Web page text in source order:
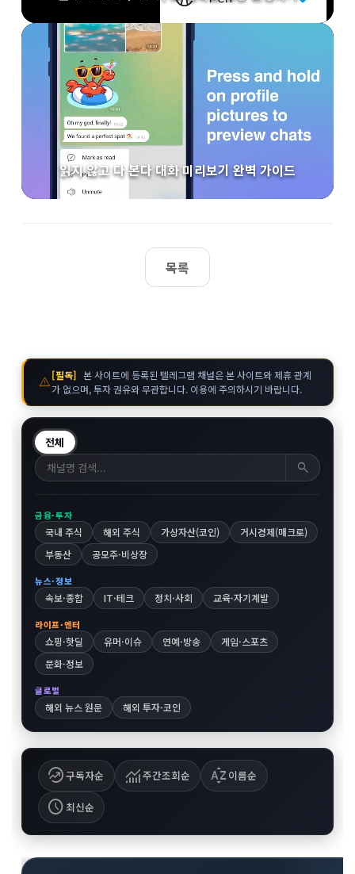
읽지 않고 다 본다 대화 미리보기 완벽 가이드
목록
warning[필독] 본 사이트에 등록된 텔레그램 채널은 본 사이트와 제휴 관계
가 없으며, 투자 권유와 무관합니다. 이용에 주의하시기 바랍니다.
전체
search
금융·투자
국내 주식 해외 주식 가상자산(코인)
거시경제(매크로)
부동산
공모주·비상장
뉴스·정보
속보·종합 IT·테크 정치·사회 교육·자기계발
라이프·엔터
쇼핑·핫딜 유머·이슈 연예·방송
게임·스포츠
문화·정보
글로벌
해외 뉴스 원문 해외 투자·코인
whatshot구독자순 monitoring주간조회순 sort_by_alpha 이름순
schedule최신순